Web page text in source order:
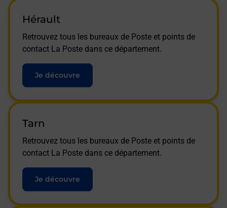
Hérault
Retrouvez tous les bureaux de Poste et points de
contact La Poste dans ce département.
Je découvre
Tarn
Retrouvez tous les bureaux de Poste et points de
contact La Poste dans ce département.
Je découvre